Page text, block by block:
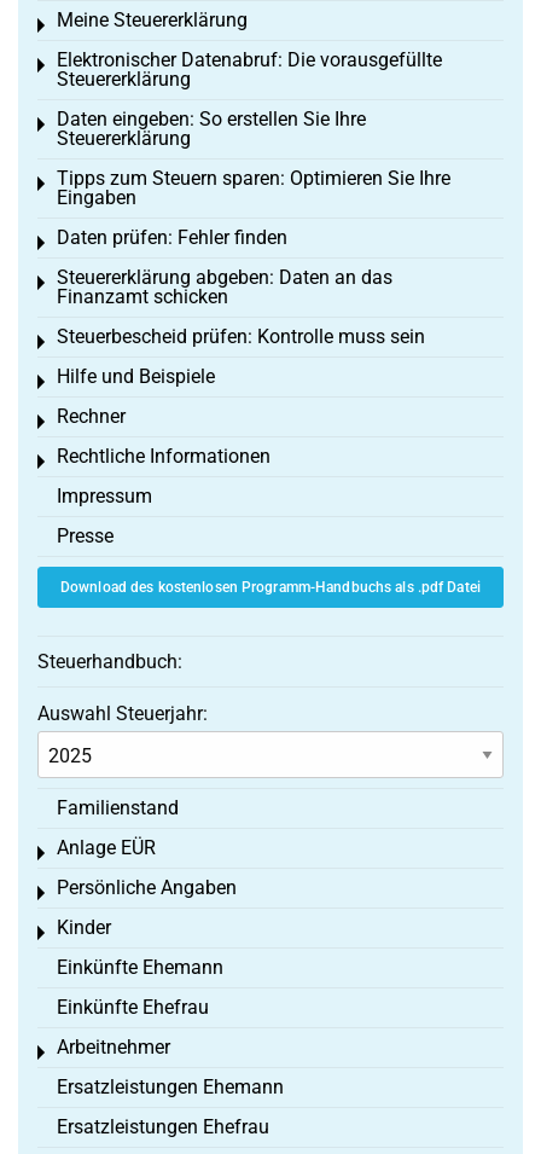
Meine Steuererklärung
Toggle menu
Elektronischer Datenabruf: Die vorausgefüllte
Steuererklärung
Toggle menu
Daten eingeben: So erstellen Sie Ihre
Steuererklärung
Toggle menu
Tipps zum Steuern sparen: Optimieren Sie Ihre
Eingaben
Toggle menu
Daten prüfen: Fehler finden
Toggle menu
Steuererklärung abgeben: Daten an das
Finanzamt schicken
Toggle menu
Steuerbescheid prüfen: Kontrolle muss sein
Toggle menu
Hilfe und Beispiele
Toggle menu
Rechner
Toggle menu
Rechtliche Informationen
Toggle menu
Impressum
Presse
Download des kostenlosen Programm-Handbuchs als .pdf Datei
Steuerhandbuch:
Auswahl Steuerjahr:
Familienstand
Anlage EÜR
Toggle menu
Persönliche Angaben
Toggle menu
Kinder
Toggle menu
Einkünfte Ehemann
Einkünfte Ehefrau
Arbeitnehmer
Toggle menu
Ersatzleistungen Ehemann
Ersatzleistungen Ehefrau